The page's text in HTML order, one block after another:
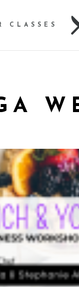
CLASSES